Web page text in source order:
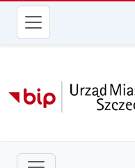
przejdź do